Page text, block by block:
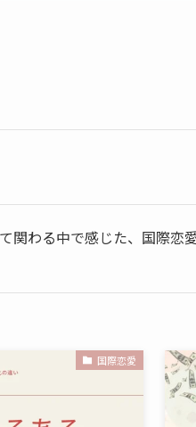
関わる中で感じた、国際恋
国際恋愛